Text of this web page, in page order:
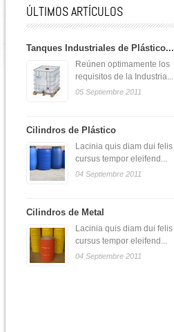
ÚLTIMOS ARTÍCULOS
Tanques Industriales de Plástico...
Reúnen optimamente los
requisitos de la Industria...
05 Septiembre 2011
Cilindros de Plástico
Lacinia quis diam dui felis
cursus tempor eleifend...
04 Septiembre 2011
Cilindros de Metal
Lacinia quis diam dui felis
cursus tempor eleifend...
04 Septiembre 2011